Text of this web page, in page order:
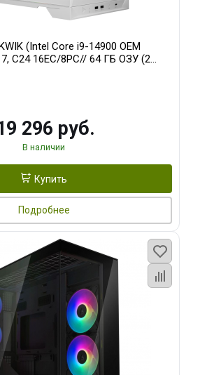
(Intel Core i9-14900 OEM
C24 16EC/8PC// 64 ГБ ОЗУ (2
XTREME WATERFORCE
296 руб.
В наличии
Купить
Подробнее